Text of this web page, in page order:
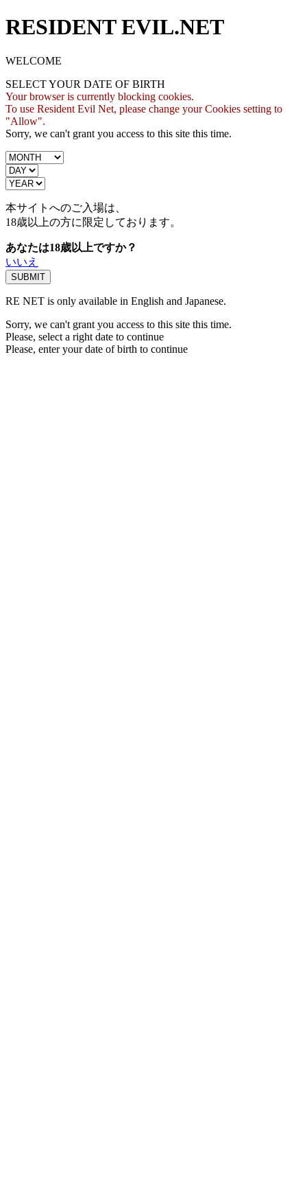
RESIDENT EVIL.NET
WELCOME
SELECT YOUR DATE OF BIRTH
Your browser is currently blocking cookies.
To use Resident Evil Net, please change your Cookies setting to
"Allow".
Sorry, we can't grant you access to this site this time.
本サイトへのご入場は、
18歳以上の方に限定しております。
あなたは18歳以上ですか？
いいえ
RE NET is only available in English and Japanese.
Sorry, we can't grant you access to this site this time.
Please, select a right date to continue
Please, enter your date of birth to continue